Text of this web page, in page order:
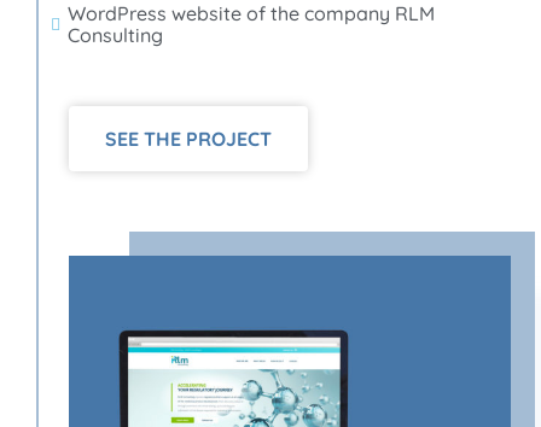
WordPress website of the company RLM
Consulting
SEE THE PROJECT